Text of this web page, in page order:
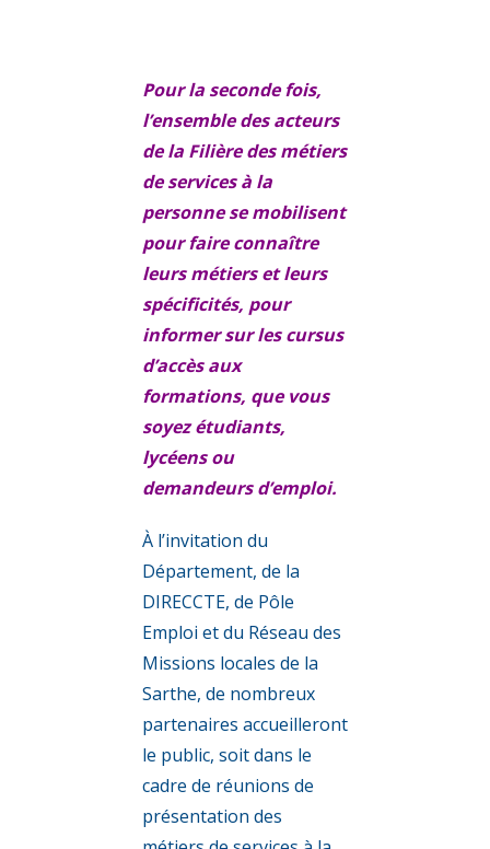
Pour la seconde fois,
l’ensemble des acteurs
de la Filière des métiers
de services à la
personne se mobilisent
pour faire connaître
leurs métiers et leurs
spécificités, pour
informer sur les cursus
d’accès aux
formations, que vous
soyez étudiants,
lycéens ou
demandeurs d’emploi.​​​​​​​
À l’invitation du
Département, de la
DIRECCTE, de Pôle
Emploi et du Réseau des
Missions locales de la
Sarthe, de nombreux
partenaires accueilleront
le public, soit dans le
cadre de réunions de
présentation des